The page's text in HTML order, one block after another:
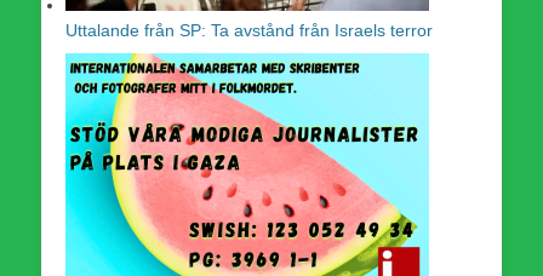
Uttalande från SP: Ta avstånd från Israels terror